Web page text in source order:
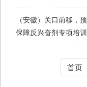
（安徽）关口前移
保障反兴奋剂专项培训
首页